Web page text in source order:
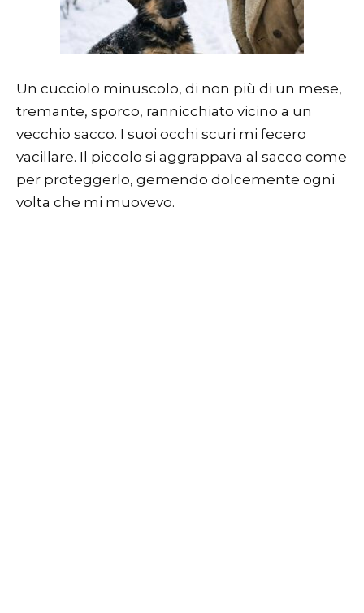
Un cucciolo minuscolo, di non più di un mese,
tremante, sporco, rannicchiato vicino a un
vecchio sacco. I suoi occhi scuri mi fecero
vacillare. Il piccolo si aggrappava al sacco come
per proteggerlo, gemendo dolcemente ogni
volta che mi muovevo.